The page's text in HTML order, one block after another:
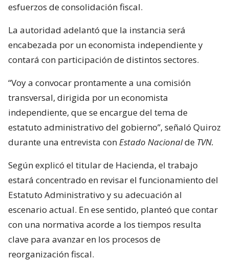
esfuerzos de consolidación fiscal.
La autoridad adelantó que la instancia será
encabezada por un economista independiente y
contará con participación de distintos sectores.
“Voy a convocar prontamente a una comisión
transversal, dirigida por un economista
independiente, que se encargue del tema de
estatuto administrativo del gobierno”, señaló Quiroz
durante una entrevista conEstado Nacionalde TVN.
Según explicó el titular de Hacienda, el trabajo
estará concentrado en revisar el funcionamiento del
Estatuto Administrativo y su adecuación al
escenario actual. En ese sentido, planteó que contar
con una normativa acorde a los tiempos resulta
clave para avanzar en los procesos de
reorganización fiscal.